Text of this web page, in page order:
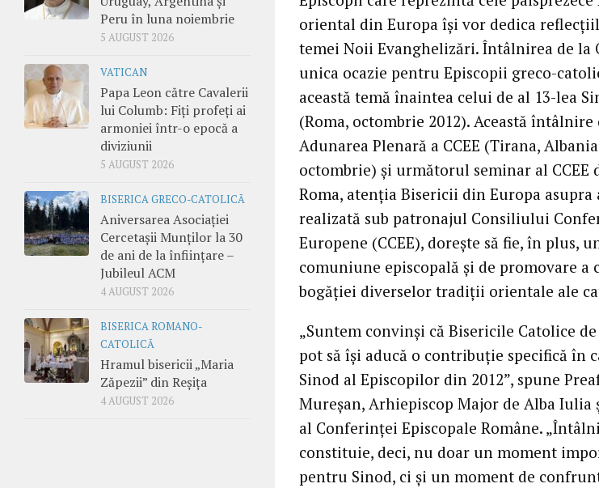
oriental din Europa îşi vor dedica
temei Noii Evanghelizări. Întâlnirea de la
unica ocazie pentru Episcopii greco-
această temă înaintea celui de al 13-lea
(Roma, octombrie 2012). Această întâlnire
Adunarea Plenară a CCEE (Tirana,
octombrie) şi următorul seminar al CCEE
Roma, atenţia Bisericii din Europa
realizată sub patronajul Consiliului
Europene (CCEE), doreşte să fie, în plus,
comuniune episcopală şi de promovare a
bogăţiei diverselor tradiţii orientale ale
„Suntem convinşi că Bisericile Catolice
pot să îşi aducă o contribuţie specifică în
Sinod al Episcopilor din 2012”, spune
Mureşan, Arhiepiscop Major de Alba Iulia
al Conferinţei Episcopale Române.
constituie, deci, nu doar un moment
pentru Sinod, ci şi un moment de
Peru în luna noiembrie
5 AUGUST 2026
VATICAN
Papa Leon către Cavalerii
lui Columb: Fiți profeți ai
armoniei într-o epocă a
diviziunii
5 AUGUST 2026
BISERICA GRECO-CATOLICĂ
Aniversarea Asociației
Cercetașii Munților la 30
de ani de la înființare –
Jubileul ACM
4 AUGUST 2026
BISERICA ROMANO-
CATOLICĂ
Hramul bisericii „Maria
Zăpezii” din Reșița
4 AUGUST 2026